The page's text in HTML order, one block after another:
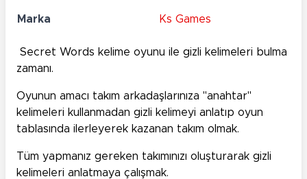
Marka Ks Games
Secret Words kelime oyunu ile gizli kelimeleri bulma
zamanı.
Oyunun amacı takım arkadaşlarınıza ''anahtar''
kelimeleri kullanmadan gizli kelimeyi anlatıp oyun
tablasında ilerleyerek kazanan takım olmak.
Tüm yapmanız gereken takımınızı oluşturarak gizli
kelimeleri anlatmaya çalışmak.